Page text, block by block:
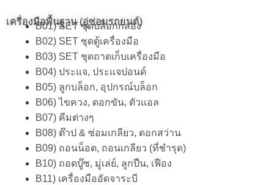
เครื่องมือพื้นฐาน (อู่ซ่อมรถยนต์)
B01) SET ชุดบล็อกกล่อง
B02) SET ชุดตู้เครื่องมือ
B03) SET ชุดถาดเก็บเครื่องมือ
B04) ประแจ, ประแจปอนด์
B05) ลูกบล็อก, อุปกรณ์บล็อก
B06) ไขควง, ดอกขัน, ตัวแอล
B07) คีมต่างๆ
B08) ต๊าป & ซ่อมเกลียว, ดอกสว่าน
B09) ถอนน็อต, ถอนเกลียว (ที่ชำรุด)
B10) ถอดบู๊ซ, มู่เล่ย์, ลูกปืน, เฟือง
B11) เครื่องมืออัดจาระบี